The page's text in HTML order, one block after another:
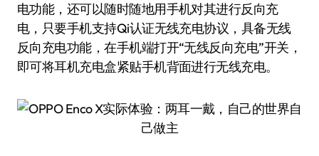
电功能，还可以随时随地用手机对其进行反向充
电，只要手机支持Qi认证无线充电协议，具备无线
反向充电功能，在手机端打开“无线反向充电”开关，
即可将耳机充电盒紧贴手机背面进行无线充电。